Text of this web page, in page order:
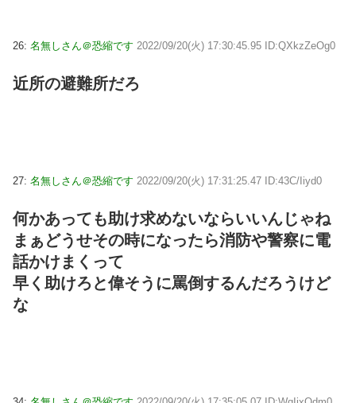
26: 名無しさん＠恐縮です 2022/09/20(火) 17:30:45.95 ID:QXkzZeOg0
近所の避難所だろ
27: 名無しさん＠恐縮です 2022/09/20(火) 17:31:25.47 ID:43C/Iiyd0
何かあっても助け求めないならいいんじゃね
まぁどうせその時になったら消防や警察に電
話かけまくって
早く助けろと偉そうに罵倒するんだろうけど
な